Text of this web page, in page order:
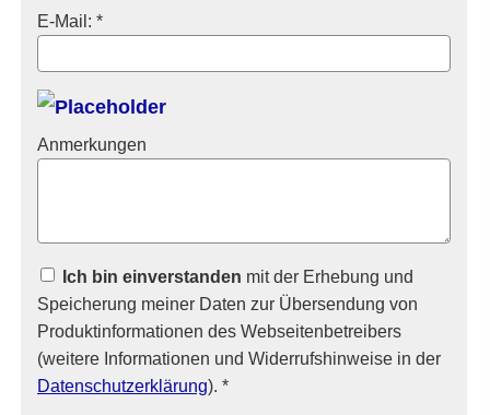
E-Mail: *
Anmerkungen
Ich bin einverstanden mit der Erhebung und
Speicherung meiner Daten zur Übersendung von
Produktinformationen des Webseitenbetreibers
(weitere Informationen und Widerrufshinweise in der
Datenschutzerklärung). *